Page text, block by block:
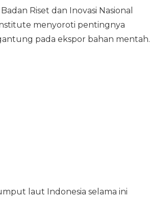
Riset dan Inovasi Nasional
menyoroti pentingnya
pada ekspor bahan mentah.
laut Indonesia selama ini